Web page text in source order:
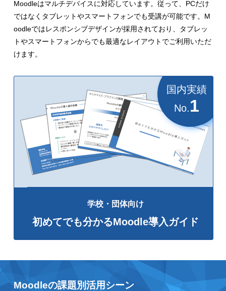
Moodleはマルチデバイスに対応しています。従って、PCだけ
ではなくタブレットやスマートフォンでも受講が可能です。M
oodleではレスポンシブデザインが採用されており、タブレッ
トやスマートフォンからでも最適なレイアウトでご利用いただ
けます。
学校・団体向け
初めてでも分かるMoodle導入ガイド
国内実績
No.1
Moodleの課題別活用シーン